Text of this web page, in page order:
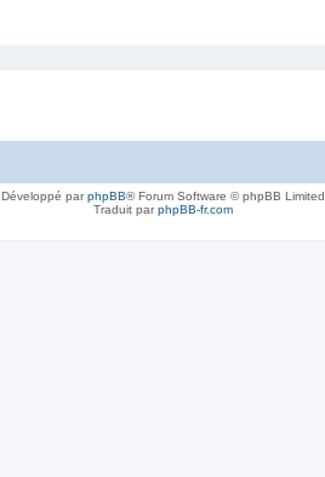
Développé parphpBB® Forum Software © phpBB Limited
Traduit parphpBB-fr.com